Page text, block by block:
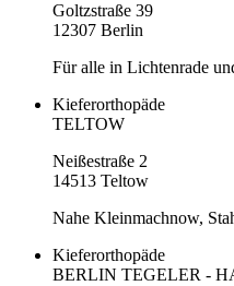
Goltzstraße 39
12307 Berlin
Für alle in Lichtenrade
Kieferorthopäde
TELTOW
Neißestraße 2
14513 Teltow
Nahe Kleinmachnow,
Kieferorthopäde
BERLIN TEGELER -